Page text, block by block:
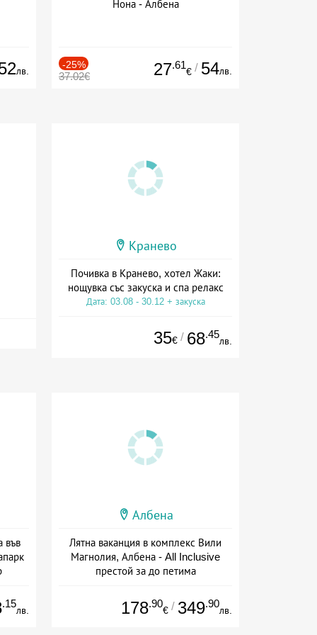
лв.
Нона - Албена
-25%
37.02€ 27.61
€ / 54лв.
Кранево
Почивка в Кранево, хотел Жаки:
нощувка със закуска и спа релакс
Дата: 03.08 - 30.12 + закуска
35€ / 68.45
лв.
във
.15
лв.
Албена
Лятна ваканция в комплекс Вили
Магнолия, Албена - All Inclusive
престой за до петима
178.90
€ / 349.90
лв.